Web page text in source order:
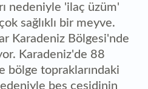
nedeniyle 'ilaç üzüm'
sağlıklı bir meyve.
Karadeniz Bölgesi'nde
Karadeniz'de 88
bölge topraklarındaki
beş çeşidinin